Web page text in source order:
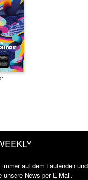
immer auf dem Laufenden und
unsere News per E-Mail.